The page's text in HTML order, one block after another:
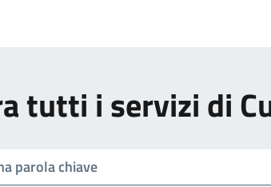
tutti i servizi di